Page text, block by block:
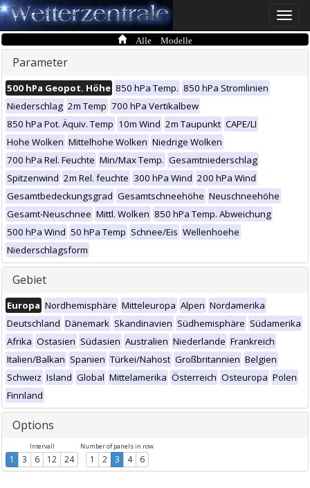
Toggle
Alle Modelle
Parameter
500 hPa Geopot. Höhe 850 hPa Temp. 850 hPa Stromlinien
Niederschlag 2m Temp 700 hPa Vertikalbew
850 hPa Pot. Äquiv. Temp 10m Wind 2m Taupunkt CAPE/LI
Hohe Wolken Mittelhohe Wolken Niedrige Wolken
700 hPa Rel. Feuchte Min/Max Temp. Gesamtniederschlag
Spitzenwind 2m Rel. feuchte 300 hPa Wind 200 hPa Wind
Gesamtbedeckungsgrad Gesamtschneehöhe Neuschneehöhe
Gesamt-Neuschnee Mittl. Wolken 850 hPa Temp. Abweichung
500 hPa Wind 50 hPa Temp Schnee/Eis Wellenhoehe
Niederschlagsform
Gebiet
Europa Nordhemisphäre Mitteleuropa Alpen Nordamerika
Deutschland Dänemark Skandinavien Südhemisphäre Südamerika
Afrika Ostasien Südasien Australien Niederlande Frankreich
Italien/Balkan Spanien Türkei/Nahost Großbritannien Belgien
Schweiz Island Global Mittelamerika Österreich Osteuropa Polen
Finnland
Options
Intervall
1 3 6 12 24
Number of panels in row
1 2 3 4 6